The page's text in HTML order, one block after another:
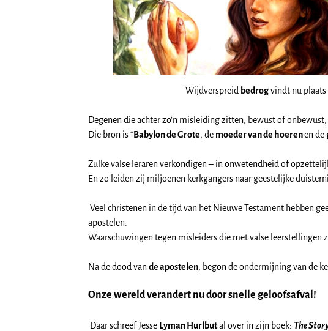
Wijdverspreid bedrogvindt nu plaats
Degenen die achter zo’n misleiding zitten, bewust of
Die bron is “Babylon de Grote, de moeder van de hoerenen de
Zulke valse leraren verkondigen – in onwetendheid of
En zo leiden zij miljoenen kerkgangers naar geestelijke
Veel christenen in de tijd van het Nieuwe Testament hebben
apostelen.
Waarschuwingen tegen misleiders die met valse leerstellingen
Na de dood van de apostelen, begon de ondermijning van de
Onze wereld verandert nu door snelle geloofsafval!
Daar schreef Jesse Lyman Hurlbutal over in zijn boek: The